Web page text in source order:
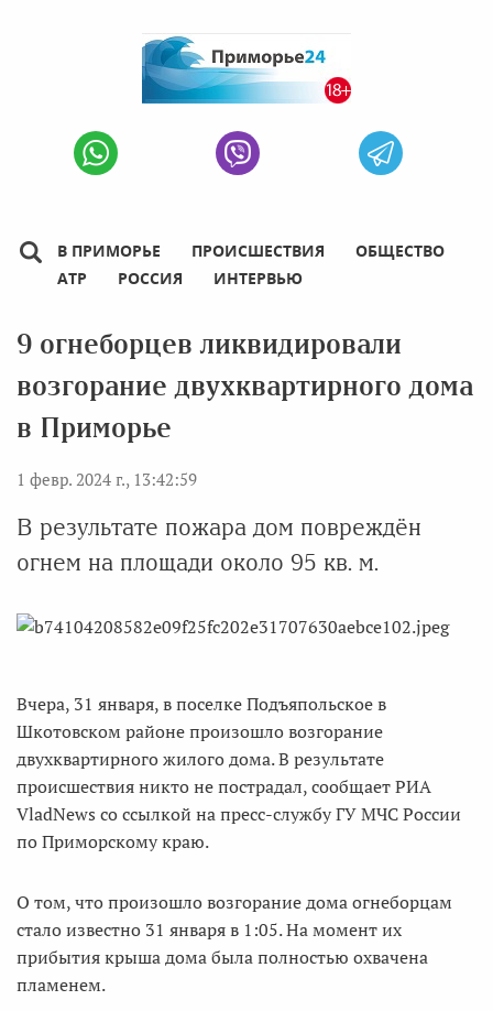
В ПРИМОРЬЕ ПРОИСШЕСТВИЯ
ОБЩЕСТВО
АТР
РОССИЯ ИНТЕРВЬЮ
9 огнеборцев ликвидировали
возгорание двухквартирного дома
в Приморье
1 февр. 2024 г., 13:42:59
В результате пожара дом повреждён
огнем на площади около 95 кв. м.
Вчера, 31 января, в поселке Подъяпольское в
Шкотовском районе произошло возгорание
двухквартирного жилого дома. В результате
происшествия никто не пострадал, сообщает РИА
VladNews со ссылкой на пресс-службу ГУ МЧС России
по Приморскому краю.
О том, что произошло возгорание дома огнеборцам
стало известно 31 января в 1:05. На момент их
прибытия крыша дома была полностью охвачена
пламенем.